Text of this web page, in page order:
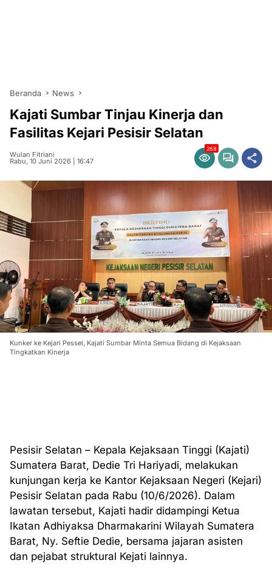
Beranda News
Kajati Sumbar Tinjau Kinerja dan
Fasilitas Kejari Pesisir Selatan
Wulan Fitriani
Rabu, 10 Juni 2026 | 16:47
268
Kunker ke Kejari Pessel, Kajati Sumbar Minta Semua Bidang di Kejaksaan
Tingkatkan Kinerja
Pesisir Selatan – Kepala Kejaksaan Tinggi (Kajati)
Sumatera Barat, Dedie Tri Hariyadi, melakukan
kunjungan kerja ke Kantor Kejaksaan Negeri (Kejari)
Pesisir Selatan pada Rabu (10/6/2026). Dalam
lawatan tersebut, Kajati hadir didampingi Ketua
Ikatan Adhiyaksa Dharmakarini Wilayah Sumatera
Barat, Ny. Seftie Dedie, bersama jajaran asisten
dan pejabat struktural Kejati lainnya.